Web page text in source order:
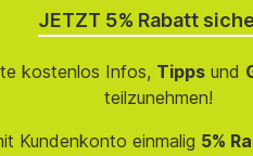
JETZT 5% Rabatt
kostenlos Infos, Tippsund
teilzunehmen!
Kundenkonto einmalig 5%